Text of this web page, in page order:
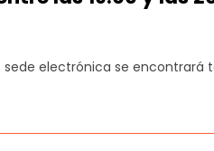
Mapa trámites
electrónica se encontrará